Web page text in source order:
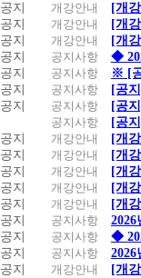
공지
개강안내
[개
공지
개강안내
[개
공지
개강안내
[개
공지
공지사항
◆
공지
공지사항
※ [
공지
공지사항
[공
공지
공지사항
[공
공지사항
[공
공지
개강안내
[개
공지
개강안내
[개
공지
개강안내
[개
공지
개강안내
[개
공지
개강안내
[개
공지
공지사항
공지
공지사항
◆
공지
공지사항
공지
개강안내
[개